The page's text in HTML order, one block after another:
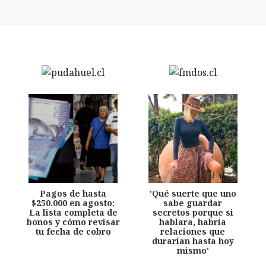
Pagos de hasta
$250.000 en agosto:
La lista completa de
bonos y cómo revisar
tu fecha de cobro
'Qué suerte que uno
sabe guardar
secretos porque si
hablara, habría
relaciones que
durarían hasta hoy
mismo'